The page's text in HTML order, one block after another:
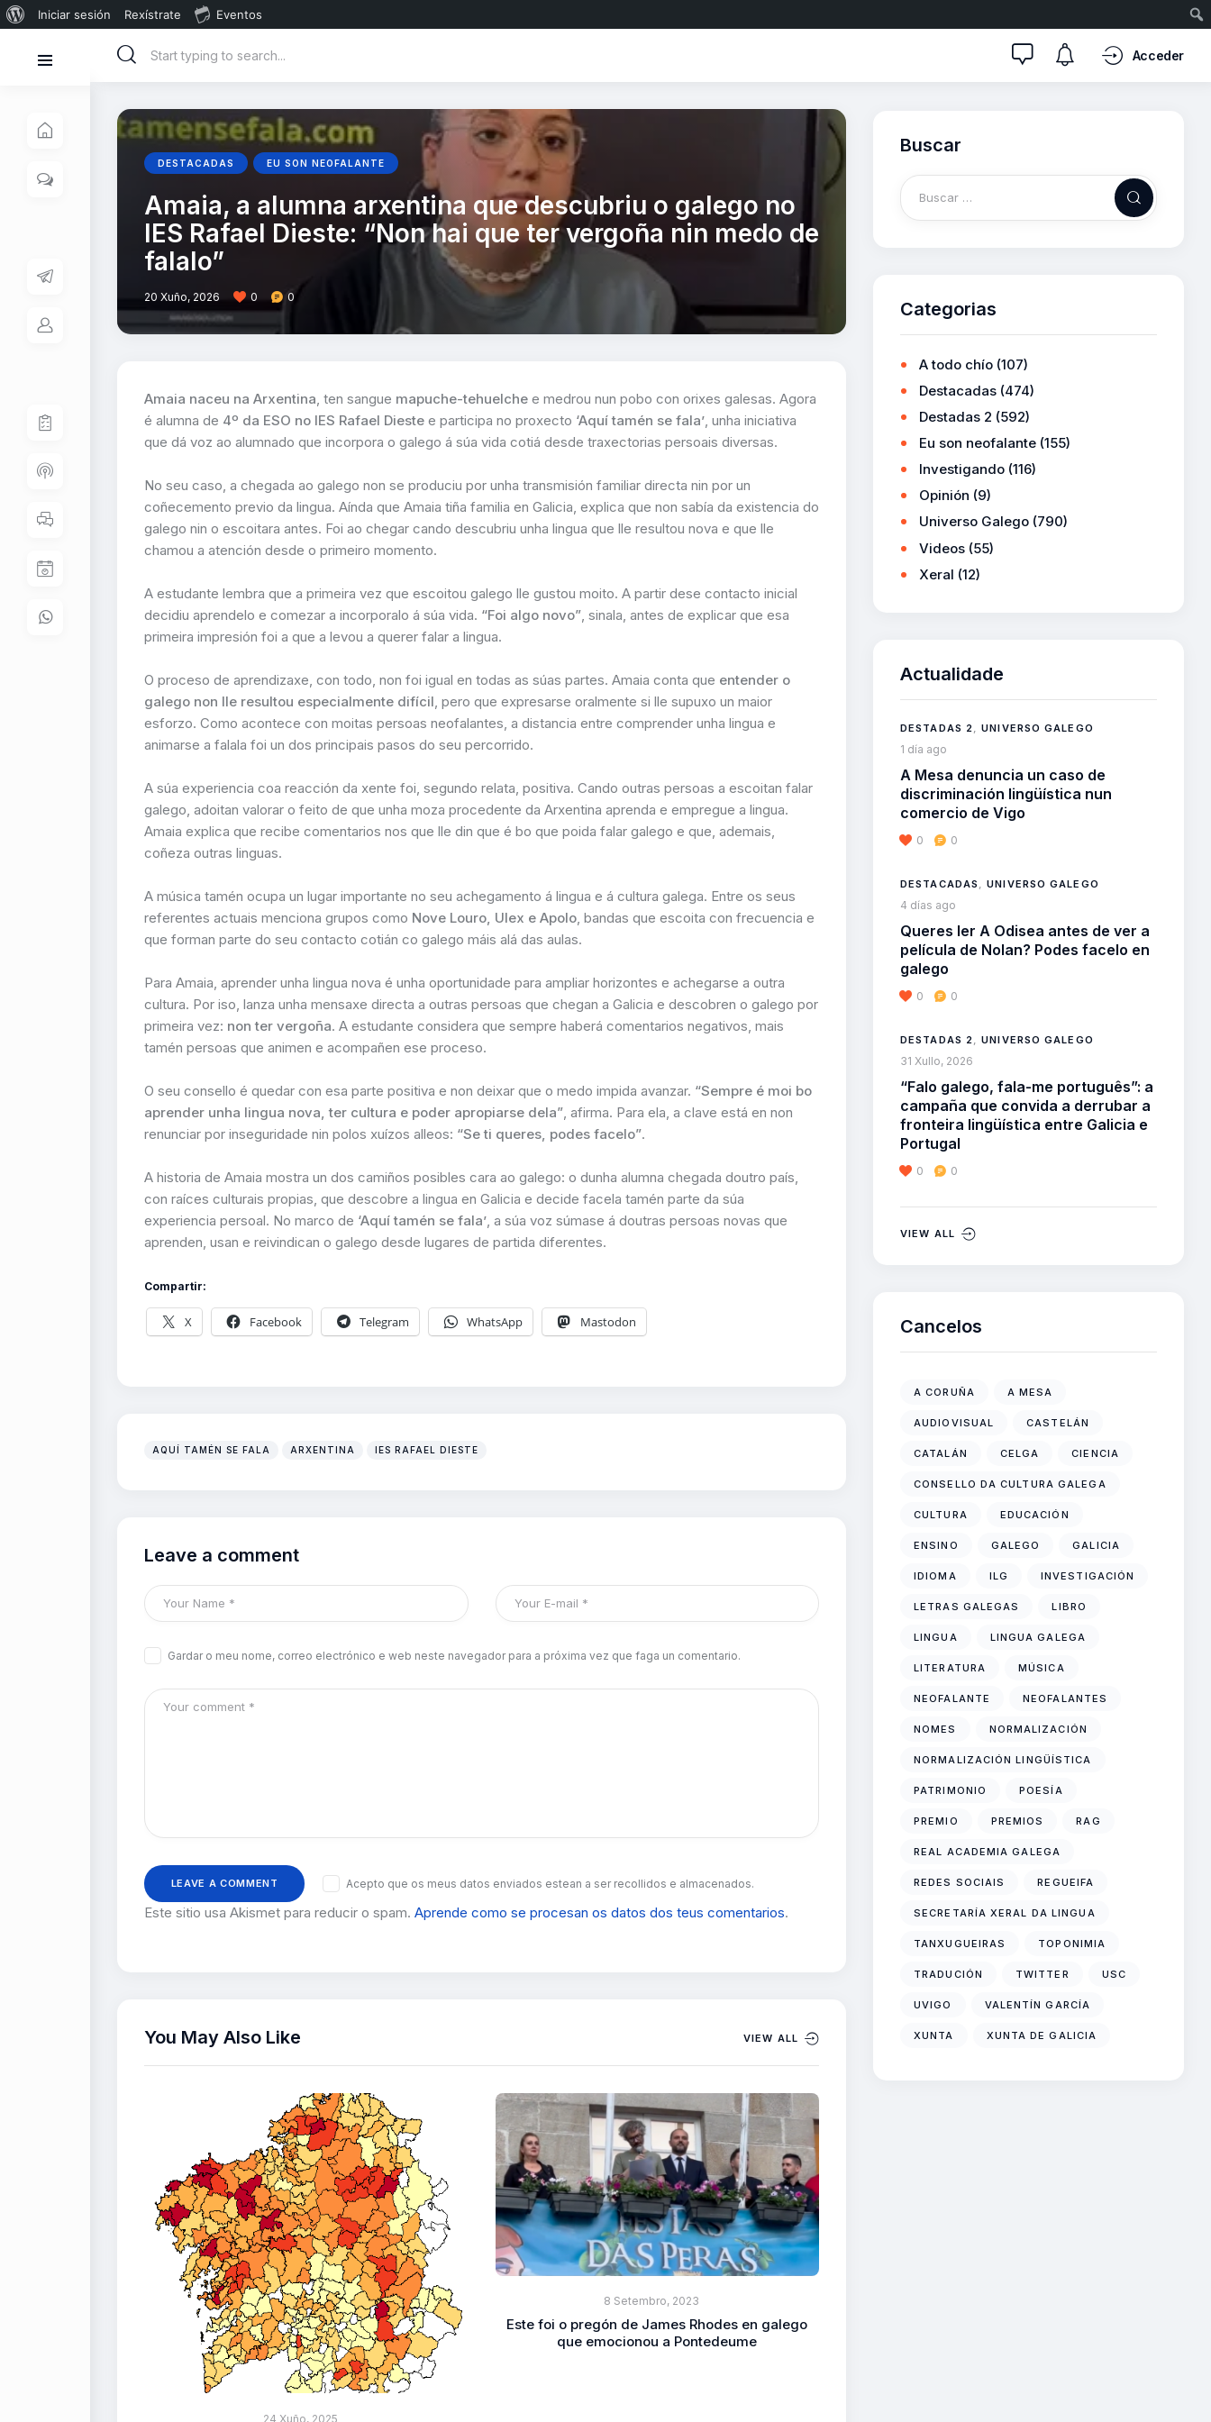
Iniciar sesión Rexístrate Eventos
Acceder
DESTACADAS EU SON NEOFALANTE
Amaia, a alumna arxentina que descubriu o galego no
IES Rafael Dieste: “Non hai que ter vergoña nin medo de
falalo”
20 Xuño, 2026 0 0
Amaia naceu na Arxentina, ten sangue mapuche-tehuelche e medrou nun pobo con orixes galesas. Agora
é alumna de 4º da ESO no IES Rafael Dieste e participa no proxecto ‘Aquí tamén se fala’, unha iniciativa
que dá voz ao alumnado que incorpora o galego á súa vida cotiá desde traxectorias persoais diversas.
No seu caso, a chegada ao galego non se produciu por unha transmisión familiar directa nin por un
coñecemento previo da lingua. Aínda que Amaia tiña familia en Galicia, explica que non sabía da existencia do
galego nin o escoitara antes. Foi ao chegar cando descubriu unha lingua que lle resultou nova e que lle
chamou a atención desde o primeiro momento.
A estudante lembra que a primeira vez que escoitou galego lle gustou moito. A partir dese contacto inicial
decidiu aprendelo e comezar a incorporalo á súa vida. “Foi algo novo”, sinala, antes de explicar que esa
primeira impresión foi a que a levou a querer falar a lingua.
O proceso de aprendizaxe, con todo, non foi igual en todas as súas partes. Amaia conta que entender o
galego non lle resultou especialmente difícil, pero que expresarse oralmente si lle supuxo un maior
esforzo. Como acontece con moitas persoas neofalantes, a distancia entre comprender unha lingua e
animarse a falala foi un dos principais pasos do seu percorrido.
A súa experiencia coa reacción da xente foi, segundo relata, positiva. Cando outras persoas a escoitan falar
galego, adoitan valorar o feito de que unha moza procedente da Arxentina aprenda e empregue a lingua.
Amaia explica que recibe comentarios nos que lle din que é bo que poida falar galego e que, ademais,
coñeza outras linguas.
A música tamén ocupa un lugar importante no seu achegamento á lingua e á cultura galega. Entre os seus
referentes actuais menciona grupos como Nove Louro, Ulex e Apolo, bandas que escoita con frecuencia e
que forman parte do seu contacto cotián co galego máis alá das aulas.
Para Amaia, aprender unha lingua nova é unha oportunidade para ampliar horizontes e achegarse a outra
cultura. Por iso, lanza unha mensaxe directa a outras persoas que chegan a Galicia e descobren o galego por
primeira vez: non ter vergoña. A estudante considera que sempre haberá comentarios negativos, mais
tamén persoas que animen e acompañen ese proceso.
O seu consello é quedar con esa parte positiva e non deixar que o medo impida avanzar. “Sempre é moi bo
aprender unha lingua nova, ter cultura e poder apropiarse dela”, afirma. Para ela, a clave está en non
renunciar por inseguridade nin polos xuízos alleos: “Se ti queres, podes facelo”.
A historia de Amaia mostra un dos camiños posibles cara ao galego: o dunha alumna chegada doutro país,
con raíces culturais propias, que descobre a lingua en Galicia e decide facela tamén parte da súa
experiencia persoal. No marco de ‘Aquí tamén se fala’, a súa voz súmase á doutras persoas novas que
aprenden, usan e reivindican o galego desde lugares de partida diferentes.
Compartir:
X Facebook Telegram WhatsApp Mastodon
AQUÍ TAMÉN SE FALA ARXENTINA IES RAFAEL DIESTE
Leave a comment
Gardar o meu nome, correo electrónico e web neste navegador para a próxima vez que faga un comentario.
Acepto que os meus datos enviados estean a ser recollidos e almacenados.
Este sitio usa Akismet para reducir o spam. Aprende como se procesan os datos dos teus comentarios.
You May Also Like VIEW ALL
24 Xuño, 2025
8 Setembro, 2023
Este foi o pregón de James Rhodes en galego
que emocionou a Pontedeume
Buscar
Categorias
A todo chío (107)
Destacadas (474)
Destadas 2 (592)
Eu son neofalante (155)
Investigando (116)
Opinión (9)
Universo Galego (790)
Videos (55)
Xeral (12)
Actualidade
DESTADAS 2 ,UNIVERSO GALEGO
1 día ago
A Mesa denuncia un caso de
discriminación lingüística nun
comercio de Vigo
0 0
DESTACADAS ,UNIVERSO GALEGO
4 días ago
Queres ler A Odisea antes de ver a
película de Nolan? Podes facelo en
galego
0 0
DESTADAS 2 ,UNIVERSO GALEGO
31 Xullo, 2026
“Falo galego, fala-me português”: a
campaña que convida a derrubar a
fronteira lingüística entre Galicia e
Portugal
0 0
VIEW ALL
Cancelos
A CORUÑA A MESA
AUDIOVISUAL CASTELÁN
CATALÁN CELGA CIENCIA
CONSELLO DA CULTURA GALEGA
CULTURA EDUCACIÓN
ENSINO GALEGO GALICIA
IDIOMA ILG INVESTIGACIÓN
LETRAS GALEGAS LIBRO
LINGUA LINGUA GALEGA
LITERATURA MÚSICA
NEOFALANTE NEOFALANTES
NOMES NORMALIZACIÓN
NORMALIZACIÓN LINGÜÍSTICA
PATRIMONIO POESÍA
PREMIO PREMIOS RAG
REAL ACADEMIA GALEGA
REDES SOCIAIS REGUEIFA
SECRETARÍA XERAL DA LINGUA
TANXUGUEIRAS TOPONIMIA
TRADUCIÓN TWITTER USC
UVIGO VALENTÍN GARCÍA
XUNTA XUNTA DE GALICIA